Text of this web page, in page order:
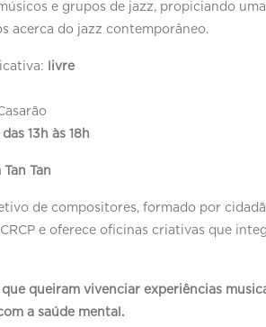
e grupos de jazz, propiciando
acerca do jazz contemporâneo.
livre
13h às 18h
Tan
de compositores, formado por
e oferece oficinas criativas que
que queiram vivenciar experiências
a saúde mental.